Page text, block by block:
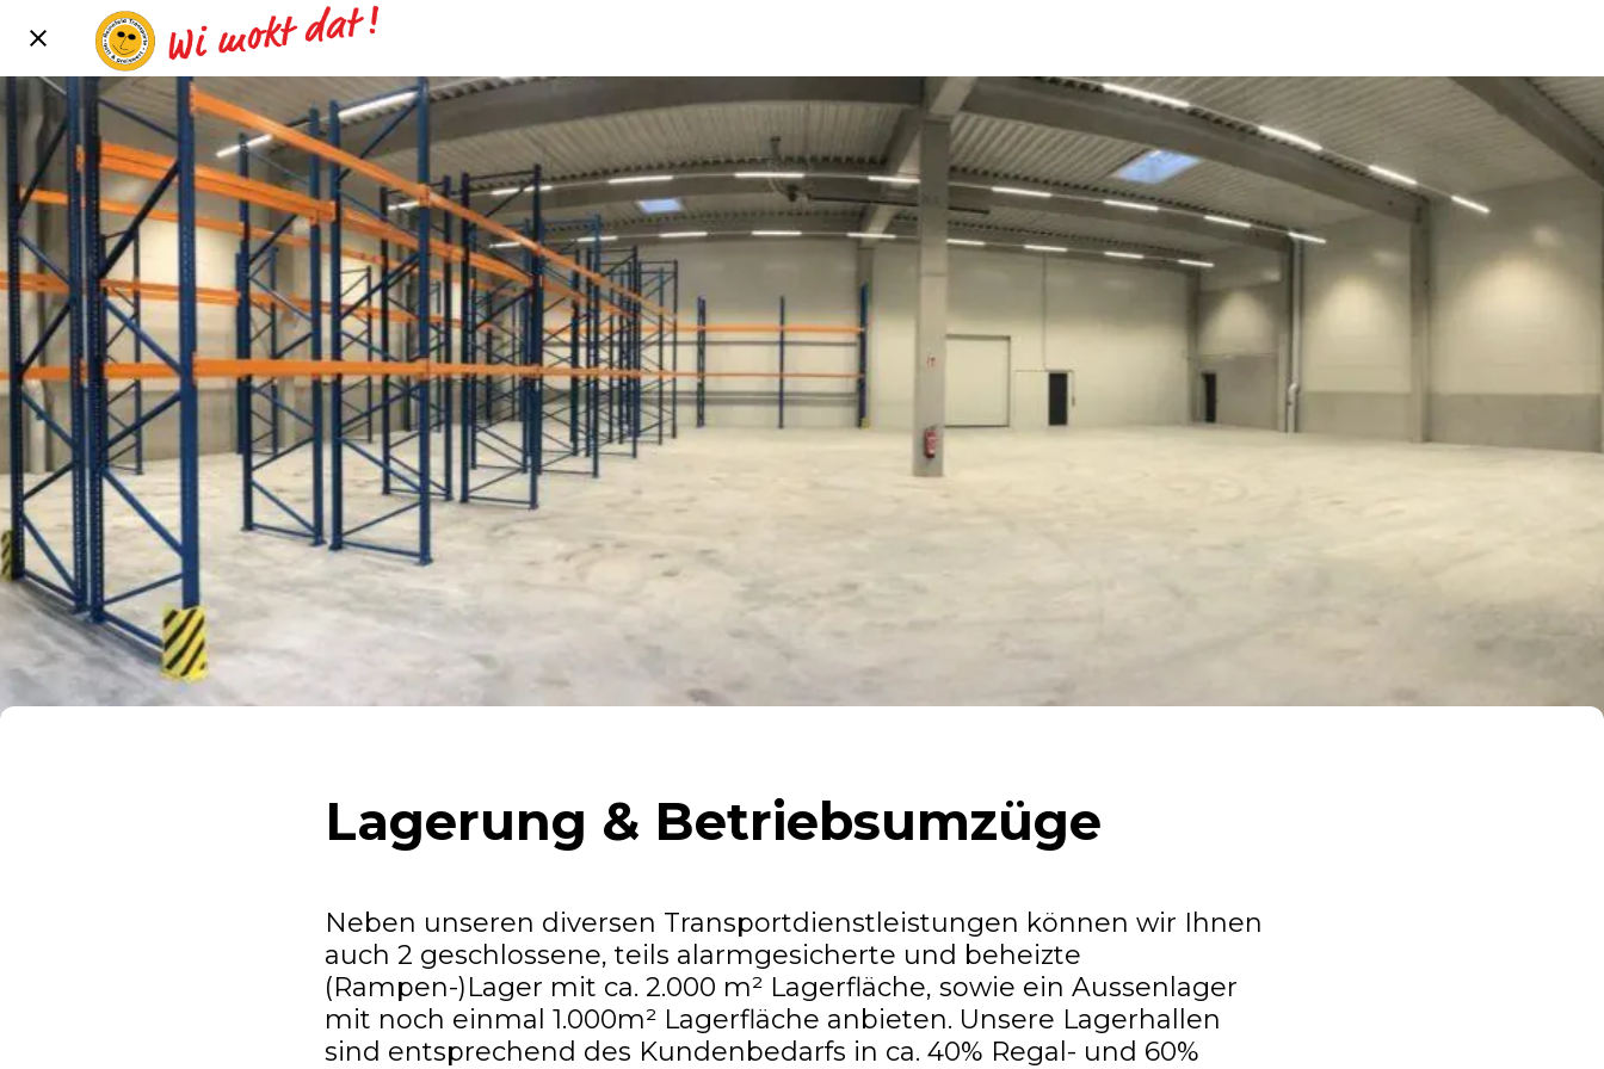
Lagerung & Betriebsumzüge
Neben unseren diversen Transportdienstleistungen können wir Ihnen
auch 2 geschlossene, teils alarmgesicherte und beheizte
(Rampen-)Lager mit ca. 2.000 m² Lagerfläche, sowie ein Aussenlager
mit noch einmal 1.000m² Lagerfläche anbieten. Unsere Lagerhallen
sind entsprechend des Kundenbedarfs in ca. 40% Regal- und 60%